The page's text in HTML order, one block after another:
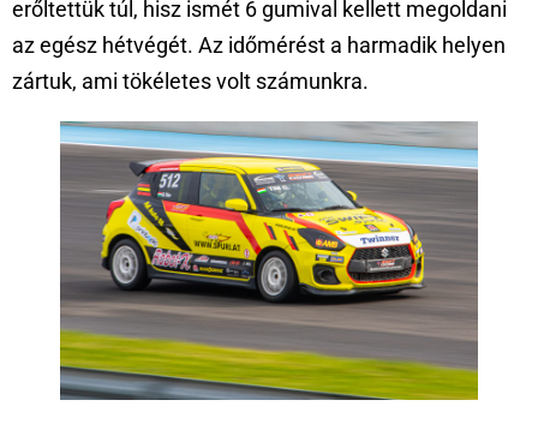
erőltettük túl, hisz ismét 6 gumival kellett megoldani
az egész hétvégét. Az időmérést a harmadik helyen
zártuk, ami tökéletes volt számunkra.